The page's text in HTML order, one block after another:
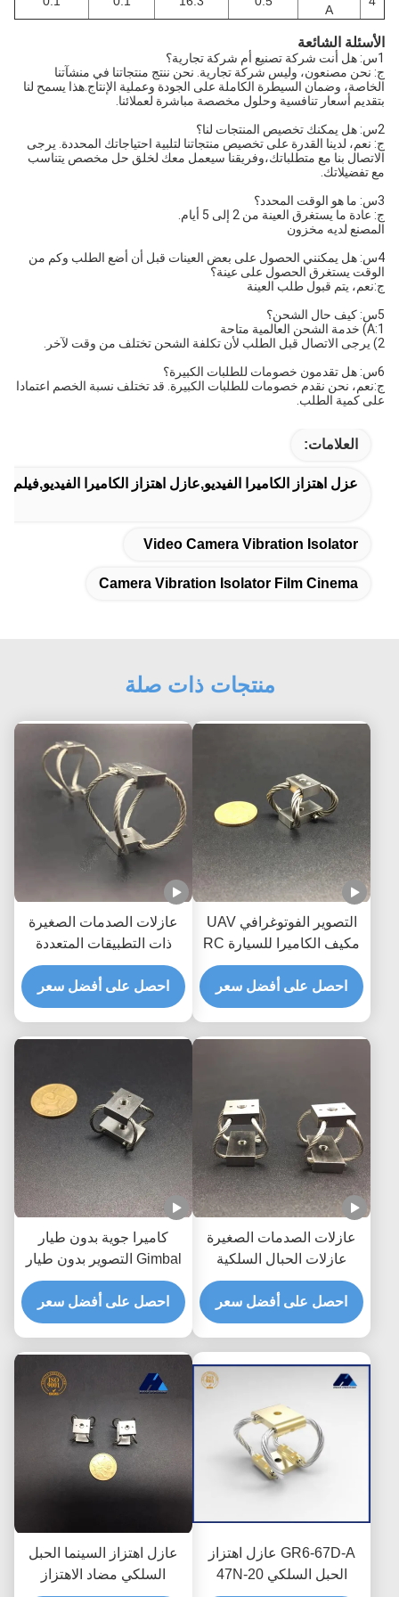
A
الأسئلة الشائعة
ج: نحن مصنعون، وليس شركة تجارية. نحن ننتج منتجاتنا في منشآتنا
الخاصة، وضمان السيطرة الكاملة على الجودة وعملية الإنتاج.هذا يسمح لنا
بتقديم أسعار تنافسية وحلول مخصصة مباشرة لعملائنا.
ج: نعم، لدينا القدرة على تخصيص منتجاتنا لتلبية احتياجاتك المحددة. يرجى
الاتصال بنا مع متطلباتك،وفريقنا سيعمل معك لخلق حل مخصص يتناسب
مع تفضيلاتك.
ج: عادة ما يستغرق العينة من 2 إلى 5 أيام.
المصنع لديه مخزون
4س: هل يمكنني الحصول على بعض العينات قبل أن أضع الطلب وكم من
الوقت يستغرق الحصول على عينة؟
ج:نعم، يتم قبول طلب العينة
A:1) خدمة الشحن العالمية متاحة
ج:نعم، نحن نقدم خصومات للطلبات الكبيرة. قد تختلف نسبة الخصم اعتمادا
على كمية الطلب.
العلامات:
عزل اهتزاز الكاميرا الفيديو,عازل اهتزاز الكاميرا الفيديو,فيلم
Video Camera Vibration Isolator
Camera Vibration Isolator Film Cinema
منتجات ذات صلة
التصوير الفوتوغرافي UAV
مكيف الكاميرا للسيارة RC
GR3 مصنوعة يدويًا حماية
صدمة رائعة
احصل على أفضل سعر
عازلات الصدمات الصغيرة
ذات التطبيقات المتعددة
الحبل السلكي
احصل على أفضل سعر
عازلات الصدمات الصغيرة
عازلات الحبال السلكية
لتخفيف الاهتزاز
احصل على أفضل سعر
كاميرا جوية بدون طيار
Gimbal التصوير بدون طيار
تصوير صدمة الاهتزاز العزل
GR1 سلسلة كاميرا عازل
الاهتزاز
احصل على أفضل سعر
GR6-67D-A عازل اهتزاز
الحبل السلكي 20-47N
عازل اهتزاز السينما الحبل
السلكي مضاد الاهتزاز